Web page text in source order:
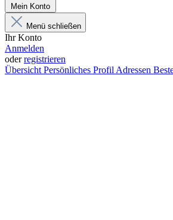
Mein Konto
Menü schließen
Ihr Konto
Anmelden
oderregistrieren
Übersicht Persönliches Profil Adressen